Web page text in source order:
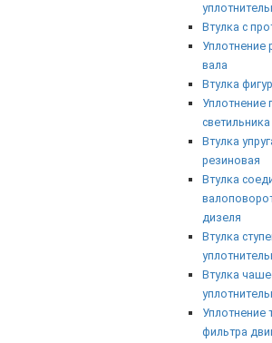
Втулка с
Уплотнение
вала
Втулка
Уплотнение
Втулка
резиновая
Втулка
дизеля
Втулка
Втулка
Уплотнение
фильтра